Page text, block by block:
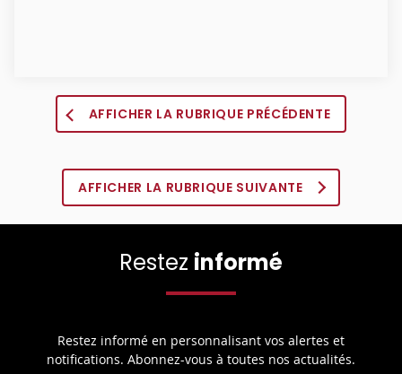
AFFICHER LA RUBRIQUE PRÉCÉDENTE
AFFICHER LA RUBRIQUE SUIVANTE
Restez informé
Restez informé en personnalisant vos alertes et
notifications. Abonnez-vous à toutes nos actualités.